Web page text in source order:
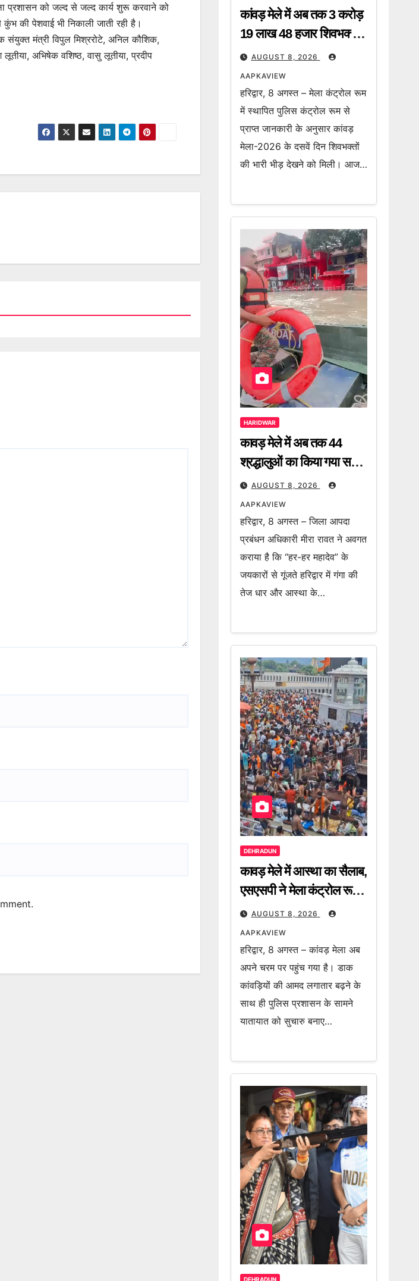
प्रशासन को जल्द से जल्द कार्य शुरू करवाने को
की पेशवाई भी निकाली जाती रही है।
संयुक्त मंत्री विपुल मिश्ररोटे, अनिल कौशिक,
अभिषेक वशिष्ठ, वासु लूतीया, प्रदीप
कांवड़ मेले में अब तक 3 करोड़
19 लाख 48 हजार शिवभक्त
गंगाजल लेकर हो चुके हैं रवाना
AUGUST 8, 2026
AAPKAVIEW
हरिद्वार, 8 अगस्त – मेला कंट्रोल रूम
में स्थापित पुलिस कंट्रोल रूम से
प्राप्त जानकारी के अनुसार कांवड़
मेला-2026 के दसवें दिन शिवभक्तों
की भारी भीड़ देखने को मिली। आज…
HARIDWAR
कावड़ मेले में अब तक 44
श्रद्धालुओं का किया गया सफल
रेस्क्यूAUGUST 8, 2026
AAPKAVIEW
हरिद्वार, 8 अगस्त – जिला आपदा
प्रबंधन अधिकारी मीरा रावत ने अवगत
कराया है कि “हर-हर महादेव” के
जयकारों से गूंजते हरिद्वार में गंगा की
तेज धार और आस्था के…
DEHRADUN
कावड़ मेले में आस्था का सैलाब,
एसएसपी ने मेला कंट्रोल रूम
से कांवड़ियों की आवाजाही,
पार्किंग व्यवस्था और हाईवे की
स्थिति का लिया जायजा
AUGUST 8, 2026
AAPKAVIEW
हरिद्वार, 8 अगस्त – कांवड़ मेला अब
अपने चरम पर पहुंच गया है। डाक
कांवड़ियों की आमद लगातार बढ़ने के
साथ ही पुलिस प्रशासन के सामने
यातायात को सुचारु बनाए…
DEHRADUN